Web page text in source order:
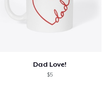
Dad Love!
$5